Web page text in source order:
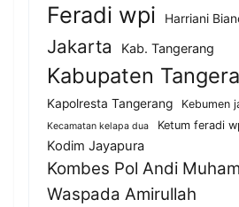
Feradi wpi Harriani
Jakarta Kab. Tangerang
Kabupaten
Kapolresta Tangerang Kebumen
Kecamatan kelapa dua Ketum feradi
Kodim Jayapura
Kombes Pol Andi
Waspada Amirullah